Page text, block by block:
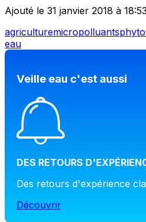
Ajouté le 31 janvier 2018 à 18:53
agriculturemicropolluants
eau
Veille eau c'est aussi
DES RETOURS
Des retours d'expérience
Découvrir